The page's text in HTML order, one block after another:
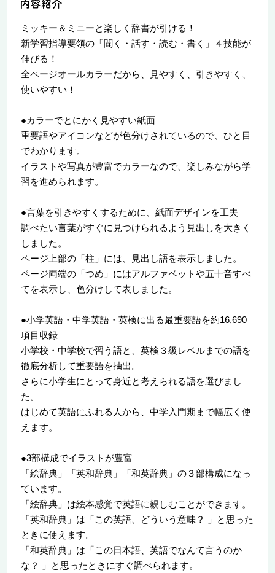
ミッキー＆ミニーと楽しく辞書が引ける！
新学習指導要領の「聞く・話す・読む・書く」４技能が
伸びる！
全ページオールカラーだから、見やすく、引きやすく、
使いやすい！
●カラーでとにかく見やすい紙面
重要語やアイコンなどが色分けされているので、ひと目
でわかります。
イラストや写真が豊富でカラーなので、楽しみながら学
習を進められます。
●言葉を引きやすくするために、紙面デザインを工夫
調べたい言葉がすぐに見つけられるよう見出しを大きく
しました。
ページ上部の「柱」には、見出し語を表示しました。
ページ両端の「つめ」にはアルファベットや五十音すべ
てを表示し、色分けして表しました。
●小学英語・中学英語・英検に出る最重要語を約16,690
項目収録
小学校・中学校で習う語と、英検３級レベルまでの語を
徹底分析して重要語を抽出。
さらに小学生にとって身近と考えられる語を選びまし
た。
はじめて英語にふれる人から、中学入門期まで幅広く使
えます。
●3部構成でイラストが豊富
「絵辞典」「英和辞典」「和英辞典」の３部構成になっ
ています。
「絵辞典」は絵本感覚で英語に親しむことができます。
「英和辞典」は「この英語、どういう意味？ 」と思った
ときに使えます。
「和英辞典」は「この日本語、英語でなんて言うのか
な？ 」と思ったときにすぐ調べられます。